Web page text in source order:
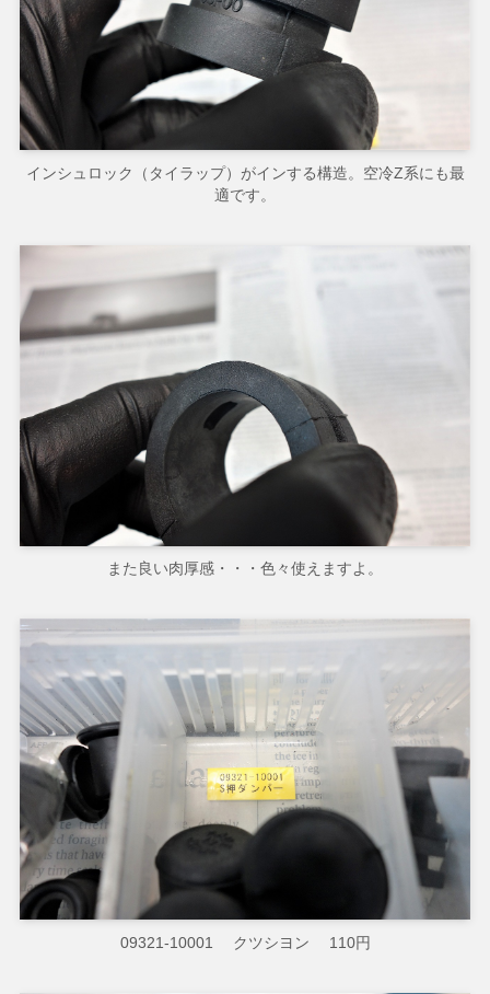
インシュロック（タイラップ）がインする構造。空冷Z系にも最
適です。
また良い肉厚感・・・色々使えますよ。
09321-10001 クツシヨン 110円